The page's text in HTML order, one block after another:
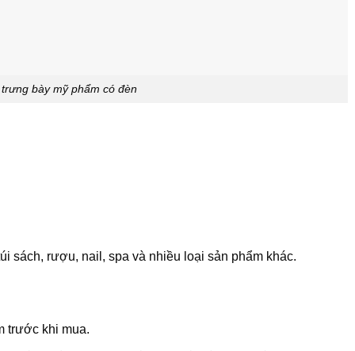
bày mỹ phẩm có đèn
sách, rượu, nail, spa và nhiều loại sản phẩm khác.
trước khi mua.